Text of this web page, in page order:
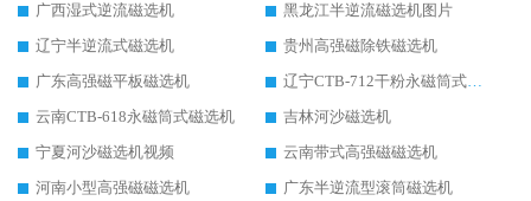
广西湿式逆流磁选机
黑龙江半逆流磁选机图片
辽宁半逆流式磁选机
贵州高强磁除铁磁选机
广东高强磁平板磁选机
辽宁CTB-712干粉永磁筒式磁选机
云南CTB-618永磁筒式磁选机
吉林河沙磁选机
宁夏河沙磁选机视频
云南带式高强磁磁选机
河南小型高强磁磁选机
广东半逆流型滚筒磁选机